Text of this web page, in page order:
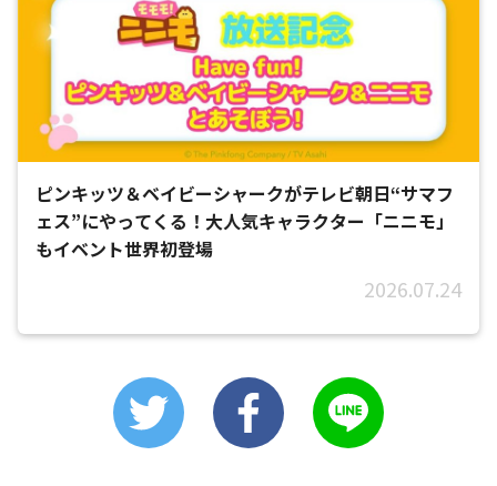
ピンキッツ＆ベイビーシャークがテレビ朝日“サマフ
ェス”にやってくる！大人気キャラクター「ニニモ」
もイベント世界初登場
2026.07.24